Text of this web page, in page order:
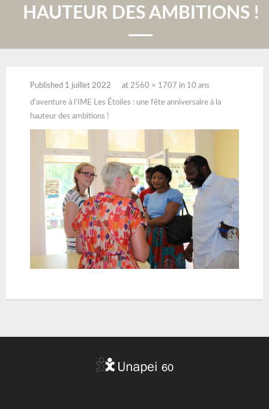
HAUTEUR DES AMBITIONS !
Published 1 juillet 2022 at 2560 × 1707 in 10 ans
d’aventure à l’IME Les Étoiles : une fête anniversaire à la
hauteur des ambitions !